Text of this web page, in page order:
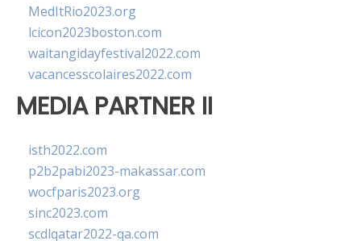
MedItRio2023.org
lcicon2023boston.com
waitangidayfestival2022.com
vacancesscolaires2022.com
MEDIA PARTNER II
isth2022.com
p2b2pabi2023-makassar.com
wocfparis2023.org
sinc2023.com
scdlqatar2022-qa.com